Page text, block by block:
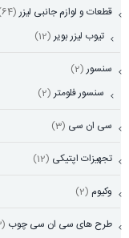
قطعات و لوازم جانبی لیزر (64)
تیوب لیزر بویر (12)
سنسور (2)
سنسور فلومتر (2)
سی ان سی (3)
تجهیزات اپتیکی (12)
وکیوم (2)
طرح های سی ان سی چوب (3)